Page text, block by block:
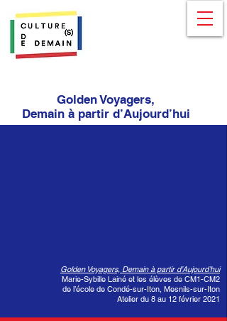
Golden Voyagers,
Demain à partir d’Aujourd’hui
Golden Voyagers, Demain à partir d’Aujourd’hui
Marie-Sybille Lainé et les élèves de CM1-CM2
de l’école de Condé-sur-Iton, Mesnils-sur-Iton
Atelier du 8 au 12 février 2021